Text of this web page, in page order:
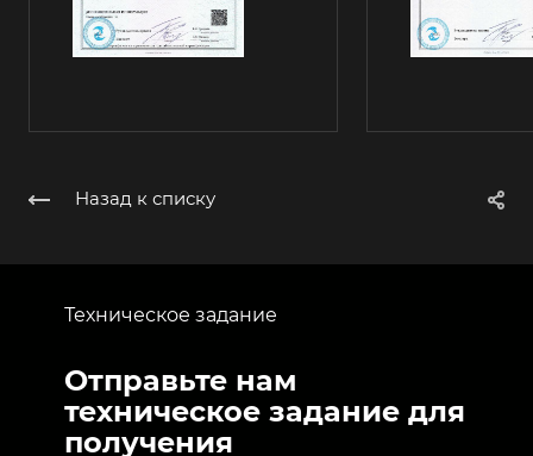
Назад к списку
Техническое задание
Отправьте нам
техническое задание для
получения